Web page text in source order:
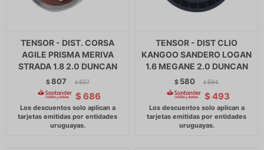
TENSOR - DIST. CORSA
AGILE PRISMA MERIVA
STRADA 1.8 2.0 DUNCAN
$807 $ 827
$ 686
TENSOR - DIST CLIO
KANGOO SANDERO LOGAN
1.6 MEGANE 2.0 DUNCAN
$ 580 $ 594
$ 493